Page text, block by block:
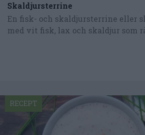
Skaldjursterrine
En fisk- och skaldjursterrine eller
med vit fisk, lax och skaldjur som
RECEPT